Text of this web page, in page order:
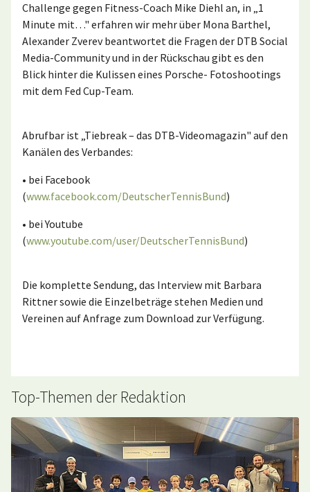
Challenge gegen Fitness-Coach Mike Diehl an, in „1
Minute mit…" erfahren wir mehr über Mona Barthel,
Alexander Zverev beantwortet die Fragen der DTB Social
Media-Community und in der Rückschau gibt es den
Blick hinter die Kulissen eines Porsche- Fotoshootings
mit dem Fed Cup-Team.
Abrufbar ist „Tiebreak – das DTB-Videomagazin" auf den
Kanälen des Verbandes:
• bei Facebook
(www.facebook.com/DeutscherTennisBund)
• bei Youtube
(www.youtube.com/user/DeutscherTennisBund)
Die komplette Sendung, das Interview mit Barbara
Rittner sowie die Einzelbeträge stehen Medien und
Vereinen auf Anfrage zum Download zur Verfügung.
Top-Themen der Redaktion